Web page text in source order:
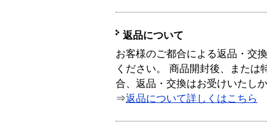
返品について
お客様のご都合による返品・交
ください。 商品開封後、または
合、返品・交換はお受けいたし
⇒返品について詳しくはこちら